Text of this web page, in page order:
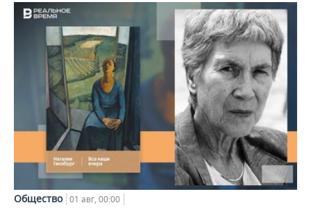
Общество 01 авг, 00:00